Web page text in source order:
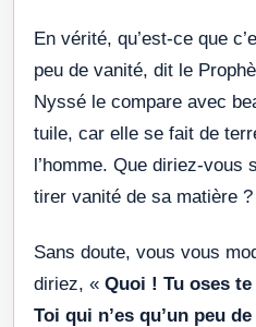
En vérité, qu’est-ce que
peu de vanité, dit le
Nyssé le compare avec
tuile, car elle se fait de
l’homme. Que diriez-vous
tirer vanité de sa matière ?
Sans doute, vous vous
diriez, « Quoi ! Tu oses
Toi qui n’es qu’un peu